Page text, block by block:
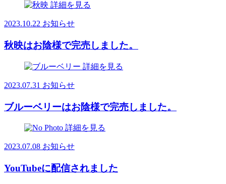
詳細を見る
2023.10.22 お知らせ
秋映はお陰様で完売しました。
詳細を見る
2023.07.31 お知らせ
ブルーベリーはお陰様で完売しました。
詳細を見る
2023.07.08 お知らせ
YouTubeに配信されました